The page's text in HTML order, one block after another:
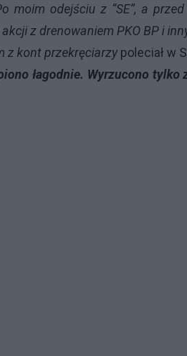
moim odejściu z “SE”, a
z drenowaniem PKO BP i
z kont przekręciarzypoleciał w
łagodnie. Wyrzucono